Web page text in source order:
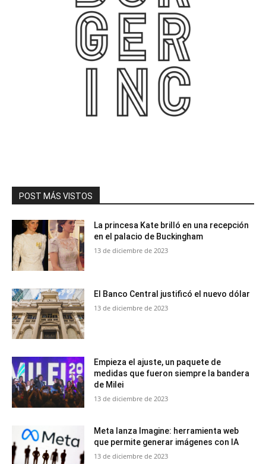
POST MÁS VISTOS
La princesa Kate brilló en una recepción
en el palacio de Buckingham
13 de diciembre de 2023
El Banco Central justificó el nuevo dólar
13 de diciembre de 2023
Empieza el ajuste, un paquete de
medidas que fueron siempre la bandera
de Milei
13 de diciembre de 2023
Meta lanza Imagine: herramienta web
que permite generar imágenes con IA
13 de diciembre de 2023